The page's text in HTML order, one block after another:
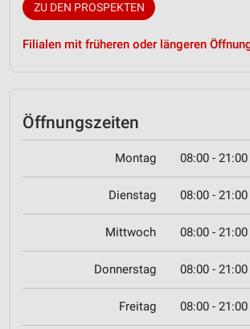
ZU DEN PROSPEKTEN
Filialen mit früheren oder längeren
Öffnungszeiten
Montag 08:00 - 21:00
Dienstag 08:00 - 21:00
Mittwoch 08:00 - 21:00
Donnerstag 08:00 - 21:00
Freitag 08:00 - 21:00